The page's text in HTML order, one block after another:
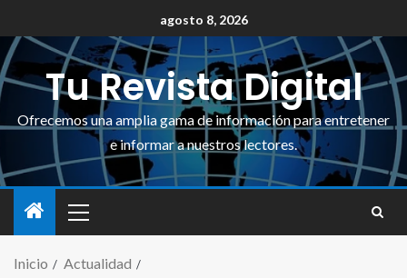
agosto 8, 2026
Tu Revista Digital
Ofrecemos una amplia gama de información para entretener
e informar a nuestros lectores.
Inicio
Actualidad